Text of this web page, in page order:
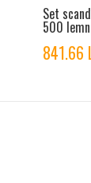
Set
500 lemn
841.66